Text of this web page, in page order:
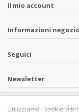
Il mio account
Informazioni negozio
Seguici
Newsletter
2025 Powered
Utilizziamo i cookie